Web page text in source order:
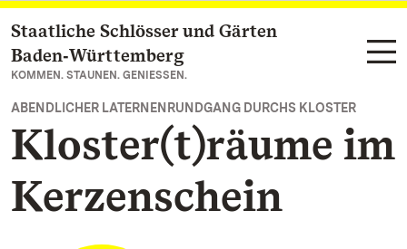
Zum Hauptinhalt springen
Staatliche Schlösser und Gärten
Baden‑Württemberg
KOMMEN. STAUNEN. GENIESSEN.
ABENDLICHER LATERNENRUNDGANG DURCHS KLOSTER
Kloster(t)räume im
Kerzenschein